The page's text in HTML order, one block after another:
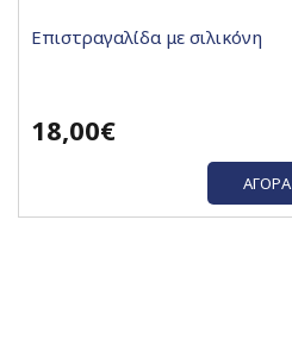
Επιστραγαλίδα με σιλικόνη
18,00€
ΑΓΟΡΆ